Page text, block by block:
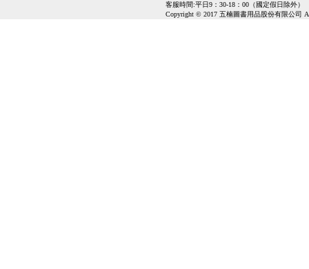
客服時間:平日9：30-18：00（國定假日除外）
Copyright © 2017 五楠圖書用品股份有限公司